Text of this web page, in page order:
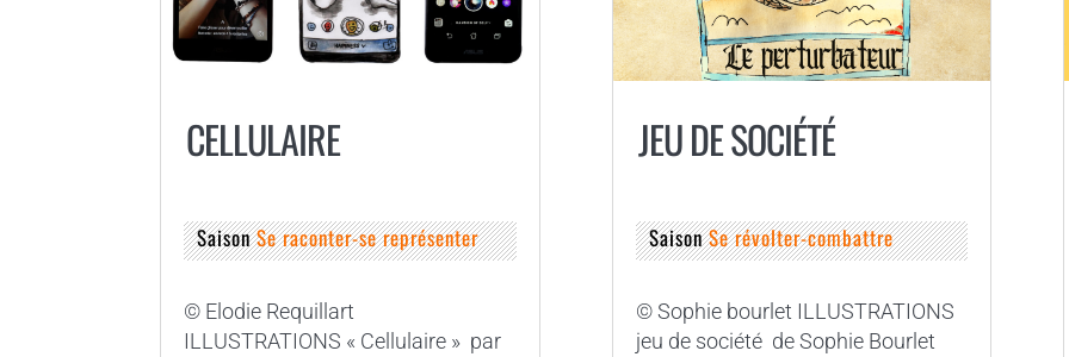
CELLULAIRE
SaisonSe raconter-se représenter
© Elodie Requillart
ILLUSTRATIONS « Cellulaire » par
JEU DE SOCIÉTÉ
SaisonSe révolter-combattre
© Sophie bourlet ILLUSTRATIONS
jeu de société de Sophie Bourlet